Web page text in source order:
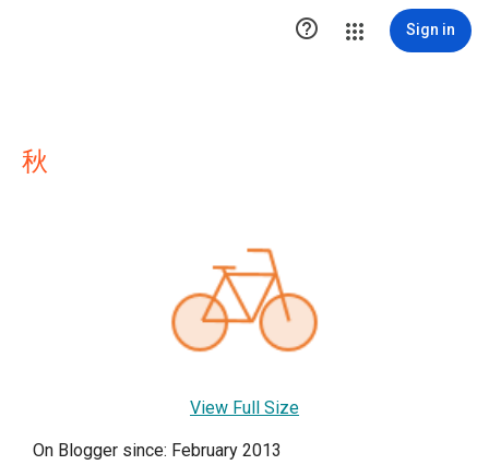
 Sign in
秋
View Full Size
On Blogger since: February 2013